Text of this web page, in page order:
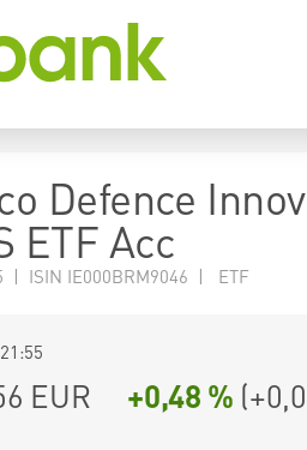
Defence
ETF Acc
| ISIN IE000BRM9046 | ETF
EUR +0,48 % (